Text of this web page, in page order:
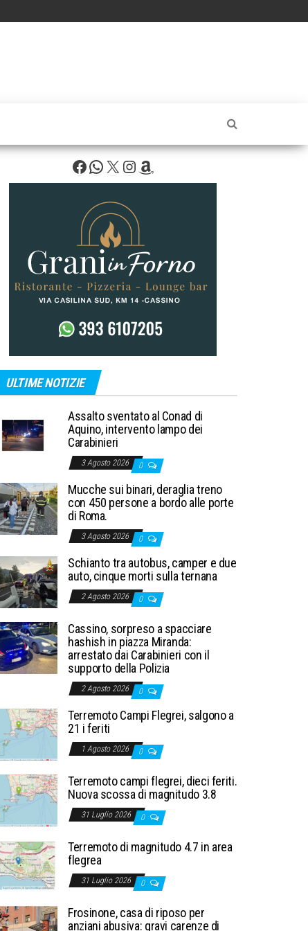
Facebook
WhatsApp
X Instagram
Amazon
ULTIME NOTIZIE
Assalto sventato al Conad di
Aquino, intervento lampo dei
Carabinieri
3 Agosto 2026 0
Mucche sui binari, deraglia treno
con 450 persone a bordo alle porte
di Roma.
3 Agosto 2026 0
Schianto tra autobus, camper e due
auto, cinque morti sulla ternana
2 Agosto 2026 0
Cassino, sorpreso a spacciare
hashish in piazza Miranda:
arrestato dai Carabinieri con il
supporto della Polizia
2 Agosto 2026 0
Terremoto Campi Flegrei, salgono a
21 i feriti
1 Agosto 2026 0
Terremoto campi flegrei, dieci feriti.
Nuova scossa di magnitudo 3.8
31 Luglio 2026 0
Terremoto di magnitudo 4.7 in area
flegrea
31 Luglio 2026 0
Frosinone, casa di riposo per
anziani abusiva: gravi carenze di